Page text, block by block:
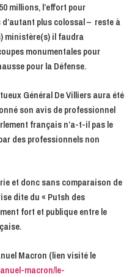
millions, l’effort pour
plus colossal – reste à
ministère(s) il faudra
monumentales pour
pour la Défense.
Général De Villiers aura été
son avis de professionnel
français n’a-t-il pas le
des professionnels non
et donc sans comparaison de
dite du « Putsh des
fort et publique entre le
Macron (lien visité le
macron/le-